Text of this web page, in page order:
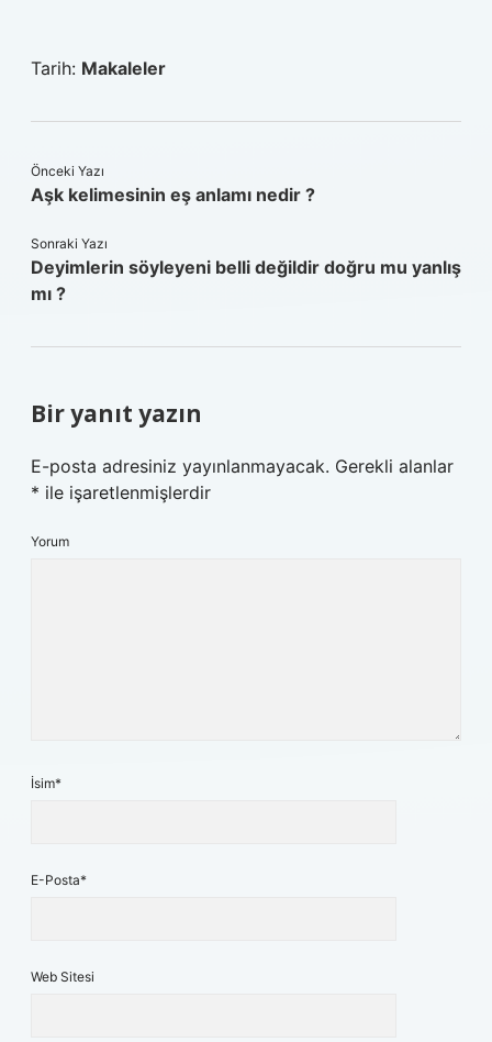
Tarih: Makaleler
Önceki Yazı
Aşk kelimesinin eş anlamı nedir ?
Sonraki Yazı
Deyimlerin söyleyeni belli değildir doğru mu yanlış
mı ?
Bir yanıt yazın
E-posta adresiniz yayınlanmayacak. Gerekli alanlar
* ile işaretlenmişlerdir
Yorum
İsim*
E-Posta*
Web Sitesi